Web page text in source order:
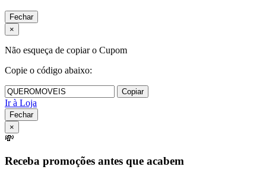
Fechar
×
Não esqueça de copiar o Cupom
Copie o código abaixo:
Copiar
Ir à Loja
Fechar
×
💸
Receba promoções antes que acabem